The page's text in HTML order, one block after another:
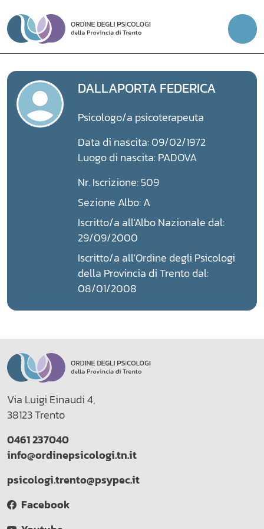
Vai
DALLAPORTA FEDERICA
Psicologo/a psicoterapeuta
Data di nascita: 09/02/1972
Luogo di nascita: PADOVA
Nr. Iscrizione: 509
Sezione Albo: A
Iscritto/a all'Albo Nazionale dal:
29/09/2000
Iscritto/a all'Ordine degli Psicologi
della Provincia di Trento dal:
08/01/2008
Via Luigi Einaudi 4,
38123 Trento
0461 237040
info@ordinepsicologi.tn.it
psicologi.trento@psypec.it
Facebook